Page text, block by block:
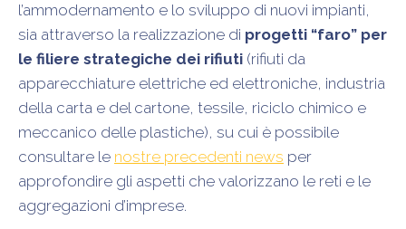
l’ammodernamento e lo sviluppo di nuovi impianti,
sia attraverso la realizzazione di progetti “faro” per
le filiere strategiche dei rifiuti (rifiuti da
apparecchiature elettriche ed elettroniche, industria
della carta e del cartone, tessile, riciclo chimico e
meccanico delle plastiche), su cui è possibile
consultare le nostre precedenti news per
approfondire gli aspetti che valorizzano le reti e le
aggregazioni d’imprese.